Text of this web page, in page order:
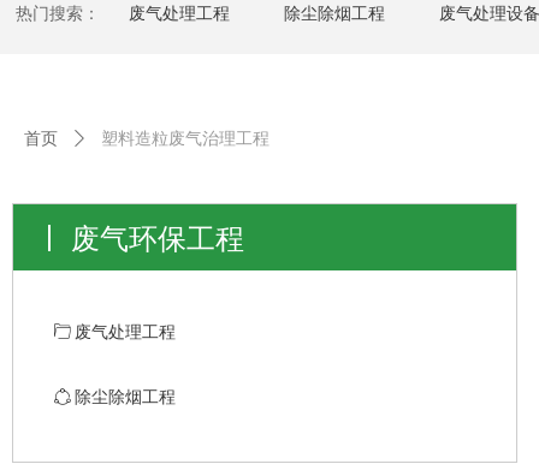
首页 ꄲ 塑料造粒废气治理工程
ꄁ 废气处理工程
ꁢ 除尘除烟工程
废气环保工程
热门搜索： 废气处理工程 除尘除烟工程 废气处理设